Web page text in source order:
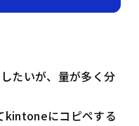
たいが、量が多く分
kintoneにコピペする